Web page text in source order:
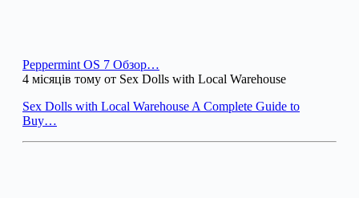
Peppermint OS 7 Обзор…
4 місяців тому от Sex Dolls with Local Warehouse
Sex Dolls with Local Warehouse A Complete Guide to
Buy…